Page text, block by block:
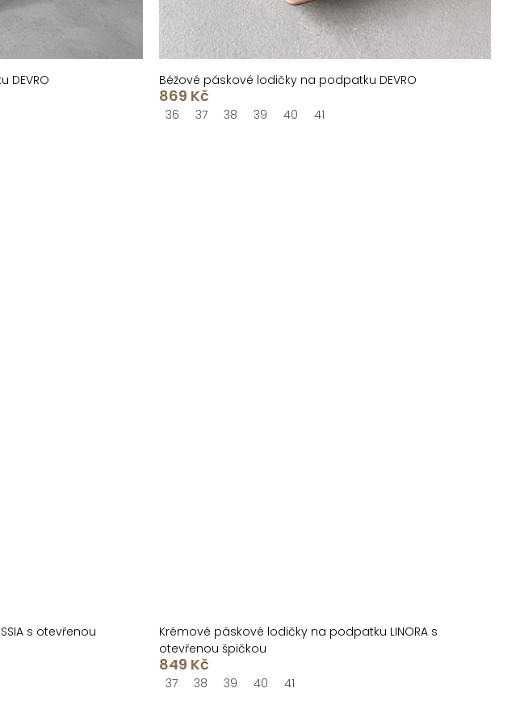
Béžové páskové lodičky na podpatku DEVRO
869 Kč
36 37 38 39 40 41
s otevřenou
Krémové páskové lodičky na podpatku LINORA s
otevřenou špičkou
849 Kč
37 38 39 40 41